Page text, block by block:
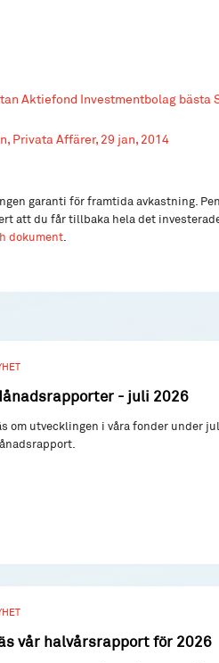
Aktiefond Investmentbolag bästa
Privata Affärer, 29 jan, 2014
garanti för framtida avkastning.
att du får tillbaka hela det
dokument.
- juli 2026
om utvecklingen i våra fonder under
vår halvårsrapport för 2026